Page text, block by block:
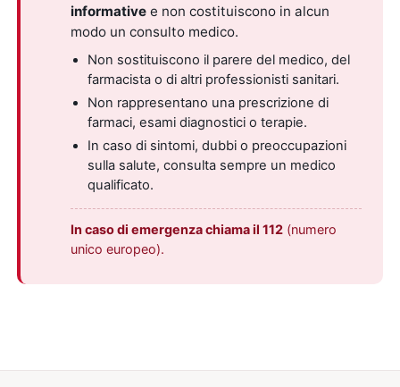
informative e non costituiscono in alcun
modo un consulto medico.
Non sostituiscono il parere del medico, del
farmacista o di altri professionisti sanitari.
Non rappresentano una prescrizione di
farmaci, esami diagnostici o terapie.
In caso di sintomi, dubbi o preoccupazioni
sulla salute, consulta sempre un medico
qualificato.
In caso di emergenza chiama il 112 (numero
unico europeo).